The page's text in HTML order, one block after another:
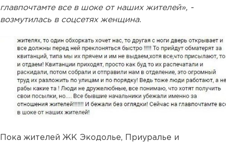
главпочтамте все в шоке от наших жителей», -
возмутилась в соцсетях женщина.
Пока жителей ЖК Экодолье, Приуралье и